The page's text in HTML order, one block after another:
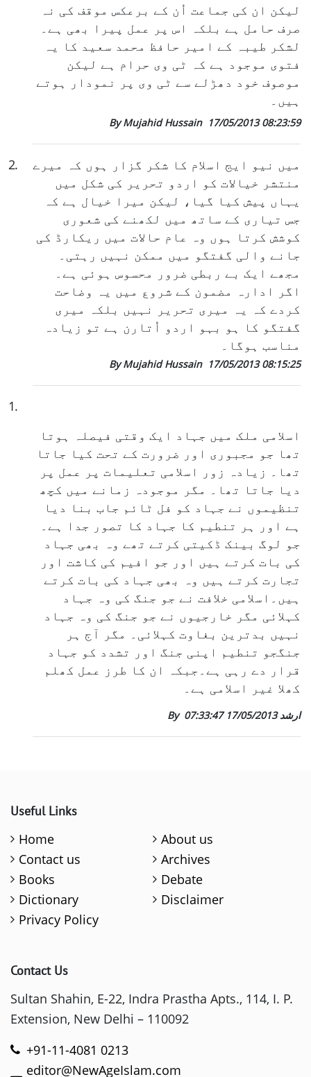
لیکن ان کی جماعت اُن کے برعکس موقف کی نہ
صرف حامل ہے بلکہ اس پر عمل پیرا بھی ہے۔
لشکر طیبہ کے امیر حافظ محمد سعید کا یہ
فتوی موجود ہے کہ ٹی وی حرام ہے لیکن
موصوف خود دھڑلے سے ٹی وی پر نمودار ہوتے
ہیں۔
By Mujahid Hussain 17/05/2013 08:23:59
2.
میں نیو ایج اسلام کا شکر گزار ہوں کہ میرے
منتشر خیالات کو اردو تحریر کی شکل میں
یہاں پیش کیا گیا، لیکن میرا خیال ہے کہ
جس تیاری کے ساتھ میں لکھنے کی شعوری
کوشش کرتا ہوں وہ عام حالات میں ریکارڈ کی
جانے والی گفتگو میں ممکن نہیں رہتی۔
مجھے ایک بے ربطی ضرور محسوس ہوئی ہے۔
اگر ادارہ مضمون کے شروع میں یہ وضاحت
کردے کہ یہ میری تحریر نہیں بلکہ میری
گفتگو کا ہو بہو اردو اُتارن ہے تو زیادہ
مناسب ہوگا۔
By Mujahid Hussain 17/05/2013 08:15:25
1.
اسلامی ملک میں جہاد ایک وقتی فیصلہ ہوتا
تھا جو مجبوری اور ضرورت کے تحت کیا جاتا
تھا۔ زیادہ زور اسلامی تعلیمات پر عمل پر
دیا جاتا تھا۔ مگر موجودہ زمانے میں کچھ
تنظیموں نے جہاد کو فل ٹائم جاب بنا دیا
ہے اور ہر تنطیم کا جہاد کا تصور جدا ہے۔
جو لوگ بینک ڈکیتی کرتے تھے وہ بھی جہاد
کی بات کرتے ہیں اور جو افیم کی کاشت اور
تجارت کرتے ہیں وہ بھی جہاد کی بات کرتے
ہیں۔اسلامی خلافت نے جو جنگ کی وہ جہاد
کہلائی مگر خارجیوں نے جو جنگ کی وہ جہاد
نہیں بدترین بغاوت کہلائی۔ مگر آج ہر
جنگجو تنطیم اپنی جنگ اور تشدد کو جہاد
قرار دے رہی ہے۔جبکہ ان کا طرز عمل کھلم
کھلا غیر اسلامی ہے۔
By ارشد17/05/2013 07:33:47
Useful Links
Home
About us
Contact us
Archives
Books
Debate
Dictionary
Disclaimer
Privacy Policy
Contact Us
Sultan Shahin, E-22, Indra Prastha Apts., 114, I. P.
Extension, New Delhi – 110092
+91-11-4081 0213
editor@NewAgeIslam.com